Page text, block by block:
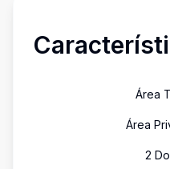
Área
Área
2